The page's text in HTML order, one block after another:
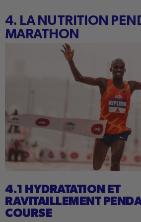
4. LA NUTRITION
MARATHON
4.1 HYDRATATION ET
RAVITAILLEMENT
COURSE